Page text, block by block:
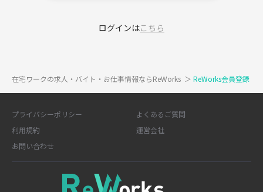
ログインはこちら
在宅ワークの求人・バイト・お仕事情報ならReWorks ＞ ReWorks会員登録
プライバシーポリシー
よくあるご質問
利用規約
運営会社
お問い合わせ